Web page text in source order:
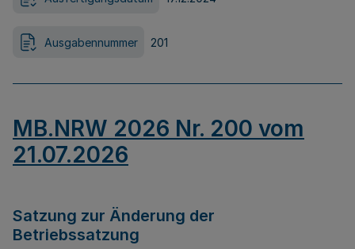
Ausgabennummer 201
MB.NRW 2026 Nr. 200 vom
21.07.2026
Satzung zur Änderung der
Betriebssatzung